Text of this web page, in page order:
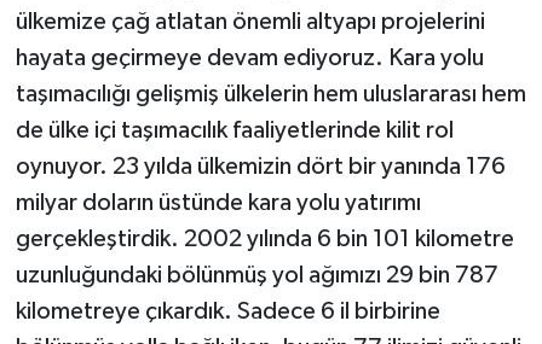
ülkemize çağ atlatan önemli altyapı projelerini
hayata geçirmeye devam ediyoruz. Kara yolu
taşımacılığı gelişmiş ülkelerin hem uluslararası hem
de ülke içi taşımacılık faaliyetlerinde kilit rol
oynuyor. 23 yılda ülkemizin dört bir yanında 176
milyar doların üstünde kara yolu yatırımı
gerçekleştirdik. 2002 yılında 6 bin 101 kilometre
uzunluğundaki bölünmüş yol ağımızı 29 bin 787
kilometreye çıkardık. Sadece 6 il birbirine